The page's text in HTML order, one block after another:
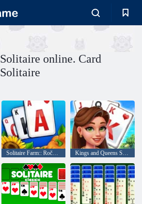
Solitaire online. Card
Solitaire
Solitaire Farm:: Ročné obdobia Kings and Queens Solitaire